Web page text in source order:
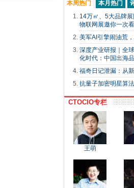
本周热门 本月热门
14万㎡、5大品牌
物联网展邀你一次
美军AI引擎闹油荒
深度产业研报｜全
化时代：中国出海
福奇日记泄漏：从
抗量子加密明星算
CTOCIO专栏
王萌